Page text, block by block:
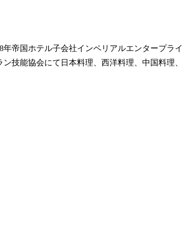
帝国ホテル子会社インペリアルエンタープライ
技能協会にて日本料理、西洋料理、中国料理、